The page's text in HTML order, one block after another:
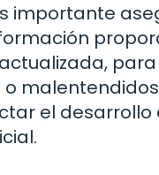
importante
o
el desarrollo